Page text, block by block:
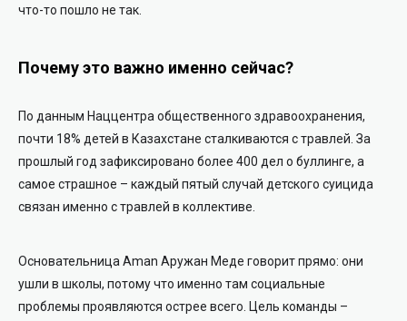
что-то пошло не так.
Почему это важно именно сейчас?
По данным Наццентра общественного здравоохранения,
почти 18% детей в Казахстане сталкиваются с травлей. За
прошлый год зафиксировано более 400 дел о буллинге, а
самое страшное – каждый пятый случай детского суицида
связан именно с травлей в коллективе.
Основательница Aman Аружан Меде говорит прямо: они
ушли в школы, потому что именно там социальные
проблемы проявляются острее всего. Цель команды –